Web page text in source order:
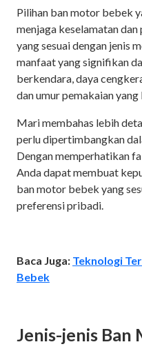
Pilihan ban motor bebek
menjaga keselamatan
yang sesuai dengan jenis
manfaat yang signifikan
berkendara, daya
dan umur pemakaian yang
Mari membahas lebih
perlu dipertimbangkan
Dengan memperhatikan
Anda dapat membuat
ban motor bebek yang
preferensi pribadi.
Baca Juga: Teknologi
Bebek
Jenis-jenis Ban